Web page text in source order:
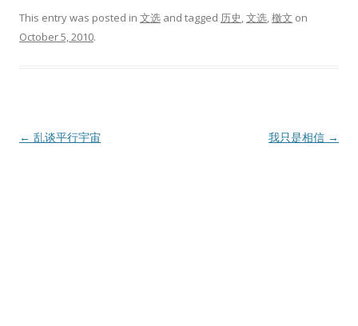
This entry was posted in 文选 and tagged 历史,文选,檄文 on
October 5, 2010.
Post
← 乱谈平行宇宙 我只是相信 →